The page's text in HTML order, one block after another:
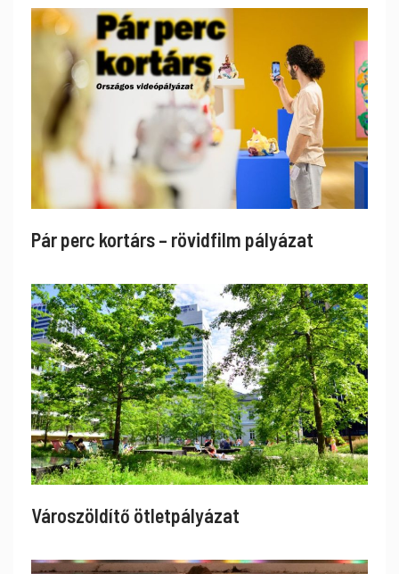
Pár perc kortárs – rövidfilm pályázat
Városzöldítő ötletpályázat